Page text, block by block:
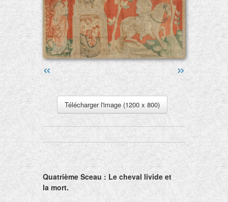
»
«
Télécharger l'image (1200 x 800)
Quatrième Sceau : Le cheval livide et
la mort.